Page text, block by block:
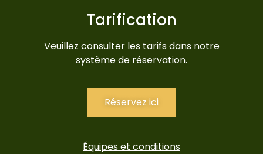
Tarification
Veuillez consulter les tarifs dans notre
système de réservation.
Réservez ici
Équipes et conditions